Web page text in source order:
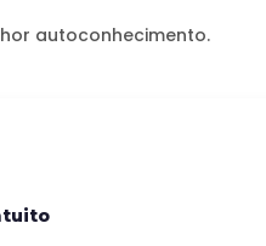
autoconhecimento.